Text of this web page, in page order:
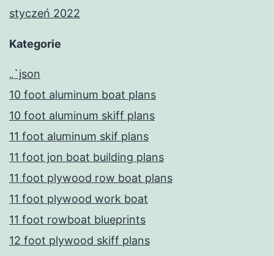
styczeń 2022
Kategorie
„`json
10 foot aluminum boat plans
10 foot aluminum skiff plans
11 foot aluminum skif plans
11 foot jon boat building plans
11 foot plywood row boat plans
11 foot plywood work boat
11 foot rowboat blueprints
12 foot plywood skiff plans